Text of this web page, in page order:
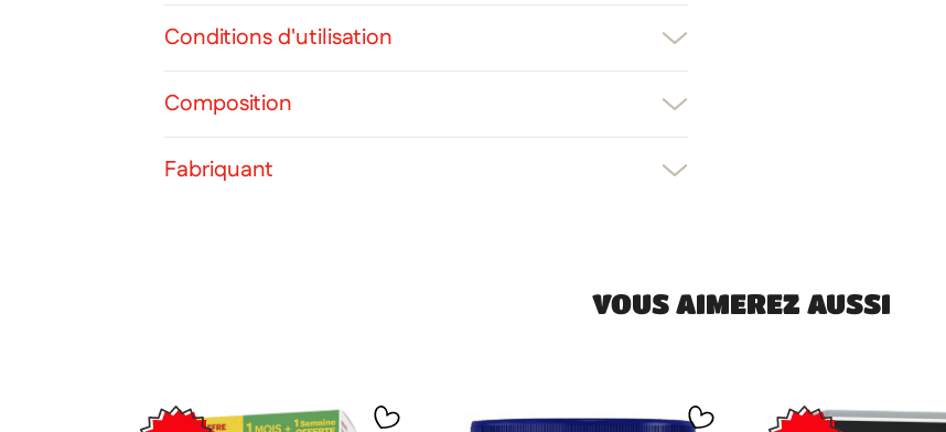
Conditions d'utilisation
Composition
Fabriquant
VOUS AIMEREZ AUSSI
Nom de la liste d'envies
Créer une liste d'envies
Connexion
Vous devez être connecté pour ajouter des produits à votre liste d'envies.